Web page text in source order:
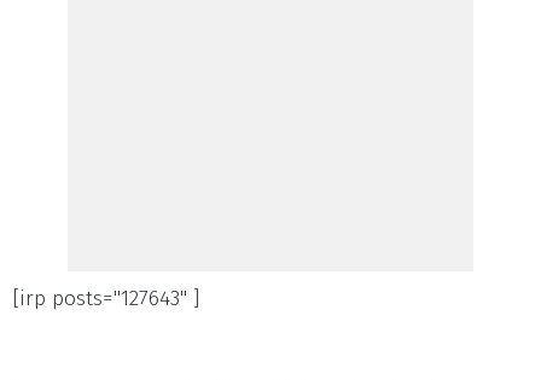
[irp posts="127643" ]